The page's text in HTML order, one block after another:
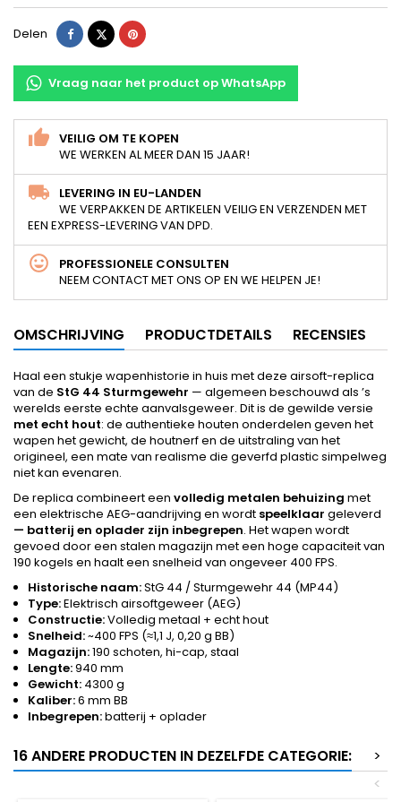
Delen DelenTweetPinterest
Vraag naar het product op WhatsApp
VEILIG OM TE KOPEN
WE WERKEN AL MEER DAN 15 JAAR!
LEVERING IN EU-LANDEN
WE VERPAKKEN DE ARTIKELEN VEILIG EN VERZENDEN MET
EEN EXPRESS-LEVERING VAN DPD.
PROFESSIONELE CONSULTEN
NEEM CONTACT MET ONS OP EN WE HELPEN JE!
OMSCHRIJVING PRODUCTDETAILS RECENSIES
Haal een stukje wapenhistorie in huis met deze airsoft-replica
van de StG 44 Sturmgewehr — algemeen beschouwd als ’s
werelds eerste echte aanvalsgeweer. Dit is de gewilde versie
met echt hout: de authentieke houten onderdelen geven het
wapen het gewicht, de houtnerf en de uitstraling van het
origineel, een mate van realisme die geverfd plastic simpelweg
niet kan evenaren.
De replica combineert een volledig metalen behuizing met
een elektrische AEG-aandrijving en wordt speelklaar geleverd
— batterij en oplader zijn inbegrepen. Het wapen wordt
gevoed door een stalen magazijn met een hoge capaciteit van
190 kogels en haalt een snelheid van ongeveer 400 FPS.
Historische naam:StG 44 / Sturmgewehr 44 (MP44)
Type:Elektrisch airsoftgeweer (AEG)
Constructie:Volledig metaal + echt hout
Snelheid:~400 FPS (≈1,1 J, 0,20 g BB)
Magazijn:190 schoten, hi-cap, staal
Lengte:940 mm
Gewicht: 4300 g
Kaliber:6 mm BB
Inbegrepen:batterij + oplader
16 ANDERE PRODUCTEN IN DEZELFDE CATEGORIE:
>
<